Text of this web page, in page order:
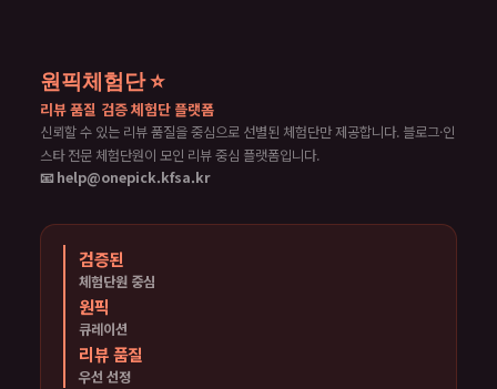
원픽체험단 ⭐
리뷰 품질 검증 체험단 플랫폼
신뢰할 수 있는 리뷰 품질을 중심으로 선별된 체험단만 제공합니다. 블로그·인
스타 전문 체험단원이 모인 리뷰 중심 플랫폼입니다.
📧 help@onepick.kfsa.kr
검증된
체험단원 중심
원픽
큐레이션
리뷰 품질
우선 선정